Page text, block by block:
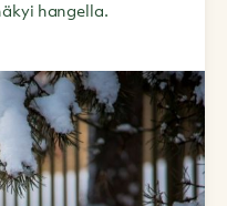
hangella.